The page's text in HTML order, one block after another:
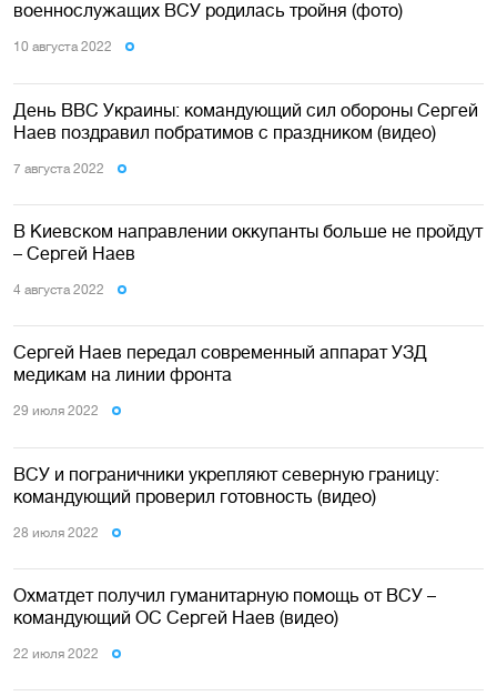
военнослужащих ВСУ родилась тройня (фото)
10 августа 2022
День ВВС Украины: командующий сил обороны Сергей
Наев поздравил побратимов с праздником (видео)
7 августа 2022
В Киевском направлении оккупанты больше не пройдут
– Сергей Наев
4 августа 2022
Сергей Наев передал современный аппарат УЗД
медикам на линии фронта
29 июля 2022
ВСУ и пограничники укрепляют северную границу:
командующий проверил готовность (видео)
28 июля 2022
Охматдет получил гуманитарную помощь от ВСУ –
командующий ОС Сергей Наев (видео)
22 июля 2022